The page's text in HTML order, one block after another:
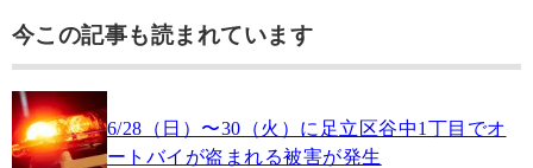
今この記事も読まれています
6/28（日）〜30（火）に足立区谷中1丁目でオ
ートバイが盗まれる被害が発生